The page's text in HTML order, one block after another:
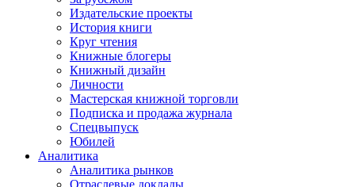
Издательские проекты
История книги
Круг чтения
Книжные блогеры
Книжный дизайн
Личности
Мастерская книжной торговли
Подписка и продажа журнала
Спецвыпуск
Юбилей
Аналитика
Аналитика рынков
Отраслевые доклады